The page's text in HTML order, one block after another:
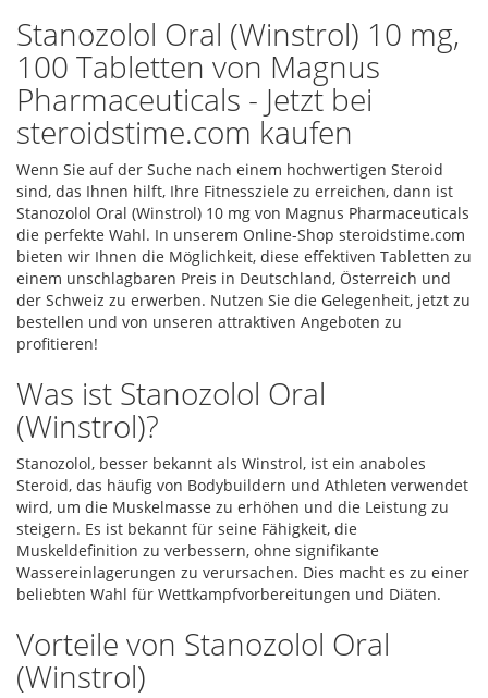
Stanozolol Oral (Winstrol) 10 mg,
100 Tabletten von Magnus
Pharmaceuticals - Jetzt bei
steroidstime.com kaufen
Wenn Sie auf der Suche nach einem hochwertigen Steroid
sind, das Ihnen hilft, Ihre Fitnessziele zu erreichen, dann ist
Stanozolol Oral (Winstrol) 10 mg von Magnus Pharmaceuticals
die perfekte Wahl. In unserem Online-Shop steroidstime.com
bieten wir Ihnen die Möglichkeit, diese effektiven Tabletten zu
einem unschlagbaren Preis in Deutschland, Österreich und
der Schweiz zu erwerben. Nutzen Sie die Gelegenheit, jetzt zu
bestellen und von unseren attraktiven Angeboten zu
profitieren!
Was ist Stanozolol Oral
(Winstrol)?
Stanozolol, besser bekannt als Winstrol, ist ein anaboles
Steroid, das häufig von Bodybuildern und Athleten verwendet
wird, um die Muskelmasse zu erhöhen und die Leistung zu
steigern. Es ist bekannt für seine Fähigkeit, die
Muskeldefinition zu verbessern, ohne signifikante
Wassereinlagerungen zu verursachen. Dies macht es zu einer
beliebten Wahl für Wettkampfvorbereitungen und Diäten.
Vorteile von Stanozolol Oral
(Winstrol)